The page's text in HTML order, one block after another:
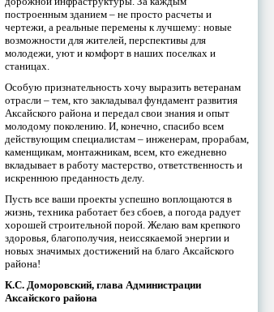
построенным зданием – не просто расчеты и
чертежи, а реальные перемены к лучшему: новые
возможности для жителей, перспективы для
молодежи, уют и комфорт в наших поселках и
станицах.
Особую признательность хочу выразить ветеранам
отрасли – тем, кто закладывал фундамент развития
Аксайского района и передал свои знания и опыт
молодому поколению. И, конечно, спасибо всем
действующим специалистам – инженерам, прорабам,
каменщикам, монтажникам, всем, кто ежедневно
вкладывает в работу мастерство, ответственность и
искреннюю преданность делу.
Пусть все ваши проекты успешно воплощаются в
жизнь, техника работает без сбоев, а погода радует
хорошей строительной порой. Желаю вам крепкого
здоровья, благополучия, неиссякаемой энергии и
новых значимых достижений на благо Аксайского
района!
К.С. Доморовский, глава Администрации
Аксайского района